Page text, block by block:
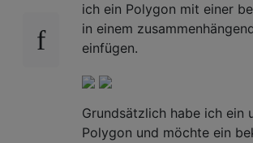
ich ein Polygon mit einer
in einem
einfügen.
Grundsätzlich habe ich ein
Polygon und möchte ein